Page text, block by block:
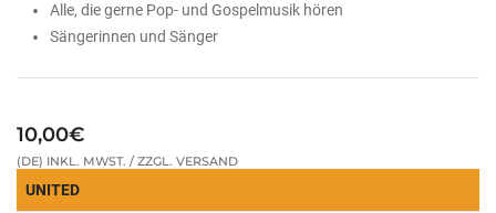
Alle, die gerne Pop- und Gospelmusik hören
Sängerinnen und Sänger
10,00€
(DE) INKL. MWST. / ZZGL. VERSAND
UNITED